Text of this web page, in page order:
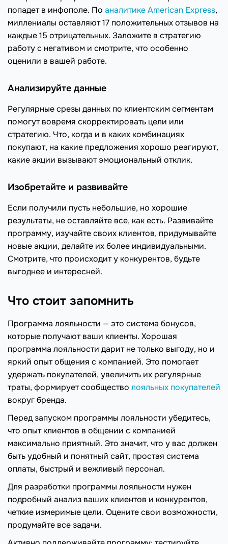
попадет в инфополе. По аналитике American Express,
миллениалы оставляют 17 положительных отзывов на
каждые 15 отрицательных. Заложите в стратегию
работу с негативом и смотрите, что особенно
оценили в вашей работе.
Анализируйте данные
Регулярные срезы данных по клиентским сегментам
помогут вовремя скорректировать цели или
стратегию. Что, когда и в каких комбинациях
покупают, на какие предложения хорошо реагируют,
какие акции вызывают эмоциональный отклик.
Изобретайте и развивайте
Если получили пусть небольшие, но хорошие
результаты, не оставляйте все, как есть. Развивайте
программу, изучайте своих клиентов, придумывайте
новые акции, делайте их более индивидуальными.
Смотрите, что происходит у конкурентов, будьте
выгоднее и интересней.
Что стоит запомнить
Программа лояльности — это система бонусов,
которые получают ваши клиенты. Хорошая
программа лояльности дарит не только выгоду, но и
яркий опыт общения с компанией. Это помогает
удержать покупателей, увеличить их регулярные
траты, формирует сообщество лояльных покупателей
вокруг бренда.
Перед запуском программы лояльности убедитесь,
что опыт клиентов в общении с компанией
максимально приятный. Это значит, что у вас должен
быть удобный и понятный сайт, простая система
оплаты, быстрый и вежливый персонал.
Для разработки программы лояльности нужен
подробный анализ ваших клиентов и конкурентов,
четкие измеримые цели. Оцените свои возможности,
продумайте все задачи.